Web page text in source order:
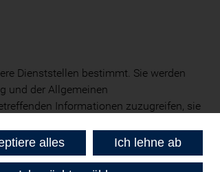
Dienststellen bestimmt. Sie werden
und der Allgemeinen
Informationen zuzugreifen, sie
alles Ich lehne ab